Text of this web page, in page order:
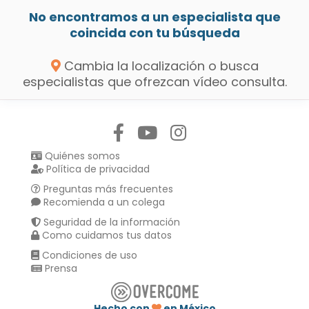
No encontramos a un especialista que
coincida con tu búsqueda
Cambia la localización o busca
especialistas que ofrezcan vídeo consulta.
Quiénes somos
Política de privacidad
Preguntas más frecuentes
Recomienda a un colega
Seguridad de la información
Como cuidamos tus datos
Condiciones de uso
Prensa